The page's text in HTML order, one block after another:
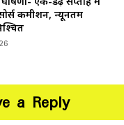
कमीशन, न्यूनतम
a Reply